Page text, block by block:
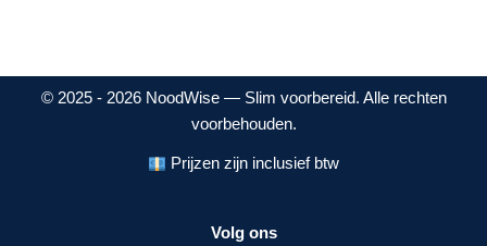
© 2025 - 2026 NoodWise — Slim voorbereid. Alle rechten
voorbehouden.
Prijzen zijn inclusief btw
Volg ons